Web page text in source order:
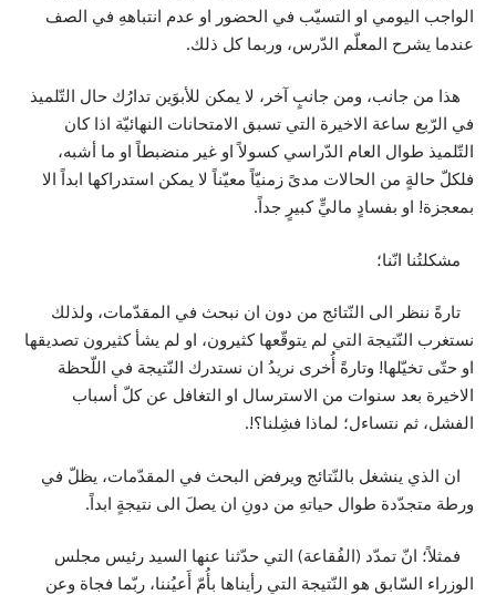
الواجب اليومي او التسيّب في الحضور او عدم انتباههِ في الصف
عندما يشرح المعلّم الدّرس، وربما كل ذلك.
هذا من جانب، ومن جانبٍ آخر، لا يمكن للأبوَين تدارُك حال التّلميذ
في الرّبع ساعة الاخيرة التي تسبق الامتحانات النهائيّة اذا كان
التّلميذ طوال العام الدّراسي كسولاً او غير منضبطاً او ما أشبه،
فلكلّ حالةٍ من الحالات مدىً زمنيّاً معيّناً لا يمكن استدراكها ابداً الا
بمعجزة! او بفسادٍ ماليٍّ كبيرٍ جداً.
مشكلتُنا انّنا؛
تارةً ننظر الى النّتائج من دون ان نبحث في المقدّمات، ولذلك
نستغرب النّتيجة التي لم يتوقّعها كثيرون، او لم يشأ كثيرون تصديقها
او حتّى تخيّلها! وتارةً أُخرى نريدُ ان نستدرك النّتيجة في اللّحظة
الاخيرة بعد سنوات من الاسترسال او التغافل عن كلّ أسباب
الفشل، ثم نتساءل؛ لماذا فشِلنا؟!.
ان الذي ينشغل بالنّتائج ويرفض البحث في المقدّمات، يظلّ في
ورطة متجدّدة طوال حياتهِ من دونِ ان يصلَ الى نتيجةٍ ابداً.
فمثلاً؛ انّ تمدّد (الفُقاعة) التي حدّثنا عنها السيد رئيس مجلس
الوزراء السّابق هو النّتيجة التي رأيناها بأُمّ أَعيُننا، ربّما فجاة وعن